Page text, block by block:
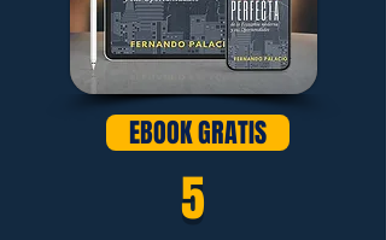
EBOOK GRATIS
5